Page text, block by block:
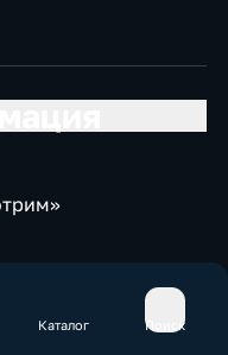
Каталог Поиск